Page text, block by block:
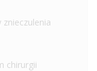
chirurgii